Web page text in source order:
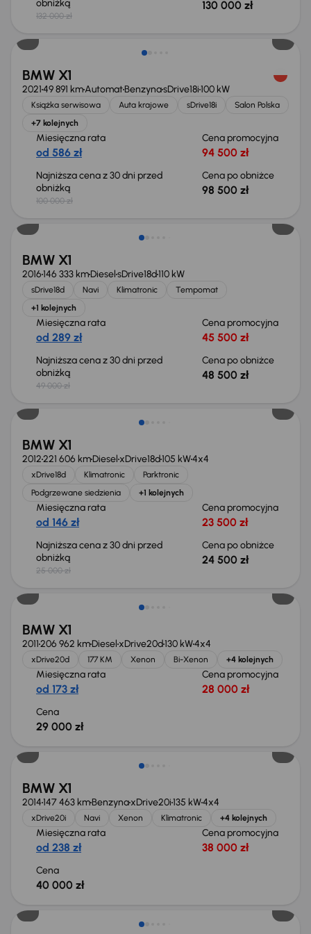
obniżką
132 000 zł
130 000 zł
Taniej o 1 500 zł
BMW X1
202149 891 kmAutomatBenzynasDrive18i100 kW
Książka serwisowa Auta krajowe sDrive18i
Salon Polska
+7 kolejnych
Miesięczna rata
od 586 zł
Cena promocyjna
94 500 zł
Najniższa cena z 30 dni przed
obniżką
100 000 zł
Cena po obniżce
98 500 zł
Taniej o 500 zł
BMW X1
2016146 333 kmDieselsDrive18d110 kW
sDrive18d Navi Klimatronic
Tempomat
+1 kolejnych
Miesięczna rata
od 289 zł
Cena promocyjna
45 500 zł
Najniższa cena z 30 dni przed
obniżką
49 000 zł
Cena po obniżce
48 500 zł
Taniej o 500 zł
BMW X1
2012221 606 kmDiesel xDrive18d105 kW4x4
xDrive18d Klimatronic
Parktronic
Podgrzewane siedzienia
+1 kolejnych
Miesięczna rata
od 146 zł
Cena promocyjna
23 500 zł
Najniższa cena z 30 dni przed
obniżką
25 000 zł
Cena po obniżce
24 500 zł
BMW X1
2011206 962 kmDiesel xDrive20d130 kW4x4
xDrive20d 177 KM Xenon Bi-Xenon +4 kolejnych
Miesięczna rata
od 173 zł
Cena promocyjna
28 000 zł
Cena
29 000 zł
BMW X1
2014147 463 kmBenzynaxDrive20i135 kW4x4
xDrive20i Navi Xenon Klimatronic +4 kolejnych
Miesięczna rata
od 238 zł
Cena promocyjna
38 000 zł
Cena
40 000 zł